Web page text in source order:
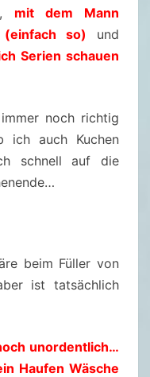
mit dem Mann
so) und
Serien schauen
noch richtig
ich auch Kuchen
schnell auf die
beim Füller von
ist tatsächlich
unordentlich…
Haufen Wäsche